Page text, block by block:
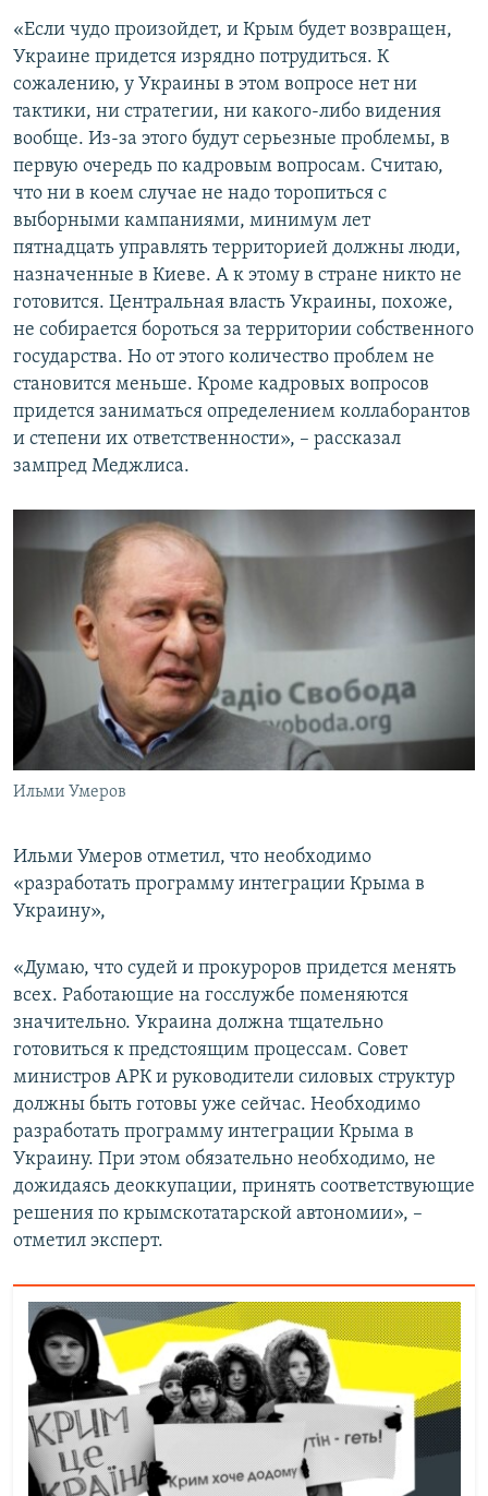
«Если чудо произойдет, и Крым будет возвращен,
Украине придется изрядно потрудиться. К
сожалению, у Украины в этом вопросе нет ни
тактики, ни стратегии, ни какого-либо видения
вообще. Из-за этого будут серьезные проблемы, в
первую очередь по кадровым вопросам. Считаю,
что ни в коем случае не надо торопиться с
выборными кампаниями, минимум лет
пятнадцать управлять территорией должны люди,
назначенные в Киеве. А к этому в стране никто не
готовится. Центральная власть Украины, похоже,
не собирается бороться за территории собственного
государства. Но от этого количество проблем не
становится меньше. Кроме кадровых вопросов
придется заниматься определением коллаборантов
и степени их ответственности», – рассказал
зампред Меджлиса.
Ильми Умеров
Ильми Умеров отметил, что необходимо
«разработать программу интеграции Крыма в
Украину»,
«Думаю, что судей и прокуроров придется менять
всех. Работающие на госслужбе поменяются
значительно. Украина должна тщательно
готовиться к предстоящим процессам. Совет
министров АРК и руководители силовых структур
должны быть готовы уже сейчас. Необходимо
разработать программу интеграции Крыма в
Украину. При этом обязательно необходимо, не
дожидаясь деоккупации, принять соответствующие
решения по крымскотатарской автономии», –
отметил эксперт.